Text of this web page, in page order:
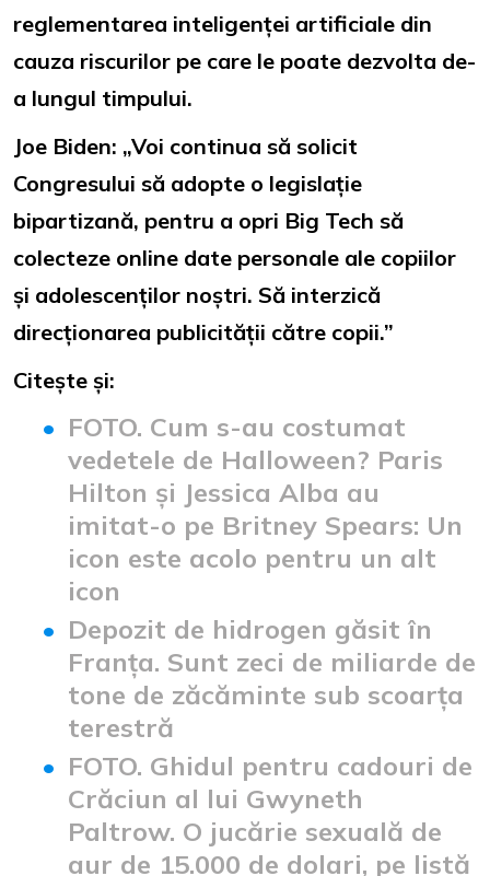
reglementarea inteligenței artificiale din
cauza riscurilor pe care le poate dezvolta de-
a lungul timpului.
Joe Biden: „Voi continua să solicit
Congresului să adopte o legislație
bipartizană, pentru a opri Big Tech să
colecteze online date personale ale copiilor
și adolescenților noștri. Să interzică
direcționarea publicității către copii.”
Citește și:
FOTO. Cum s-au costumat
vedetele de Halloween? Paris
Hilton și Jessica Alba au
imitat-o pe Britney Spears: Un
icon este acolo pentru un alt
icon
Depozit de hidrogen găsit în
Franța. Sunt zeci de miliarde de
tone de zăcăminte sub scoarța
terestră
FOTO. Ghidul pentru cadouri de
Crăciun al lui Gwyneth
Paltrow. O jucărie sexuală de
aur de 15.000 de dolari, pe listă